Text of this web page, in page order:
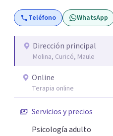
necesidades de cada persona. Si buscas un
acompañamiento
honor acompañarte.
Teléfono WhatsApp
Dirección principal
Molina, Curicó, Maule
Online
Terapia online
Servicios y precios
Psicología adulto